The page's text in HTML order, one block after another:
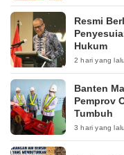
Resmi
Hukum
2 hari yang lalu
Banten
Pemprov
Tumbuh
3 hari yang lalu